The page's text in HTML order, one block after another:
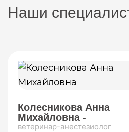
Наши
Колесникова Анна
Михайловна -
ветеринар-анестезиолог